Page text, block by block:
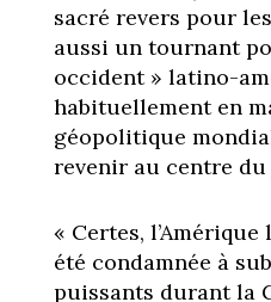
sacré revers pour
aussi un tournant
occident » latino-
habituellement en
géopolitique
revenir au centre du
« Certes,
été condamnée à
puissants durant la